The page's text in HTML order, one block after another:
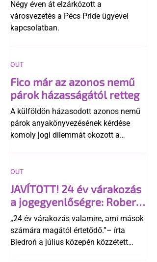
Négy éven át elzárkózott a
városvezetés a Pécs Pride ügyével
kapcsolatban.
Fico már az azonos nemű
párok házasságától retteg
A külföldön házasodott azonos nemű
párok anyakönyvezésének kérdése
komoly jogi dilemmát okozott a
egyértelműen tiltja a házasságuk
elismerését. Közben az ellenzéken belül
is vita robbant ki arról, hogy vissza
kellene-e vonni a kormány konzervatív
alkotmánymódosítását
OUT
JAVÍTOTT! 24 év várakozás
a jogegyenlőségre: Robert
Biedroń megindító üzenete
a lengyel bejegyzett
élettársi kapcsolatokért
„24 év várakozás valamire, ami mások
számára magától értetődő.”– írta
Biedroń a július közepén közzétett
OUT